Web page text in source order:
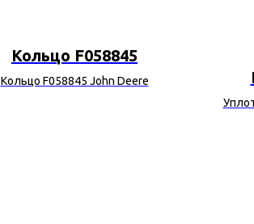
Кольцо F058845
Кольцо F058845 John Deere